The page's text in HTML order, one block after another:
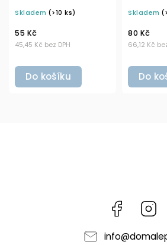
šejkrem (7 otvorů)
Skladem (>10 ks)
45,45 Kč bez DPH
55 Kč
Do košíku
černým
Skladem
66,12 Kč
80 Kč
Do
Facebook
info@